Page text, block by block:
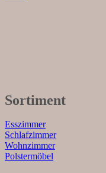
Sortiment
Esszimmer
Schlafzimmer
Wohnzimmer
Polstermöbel